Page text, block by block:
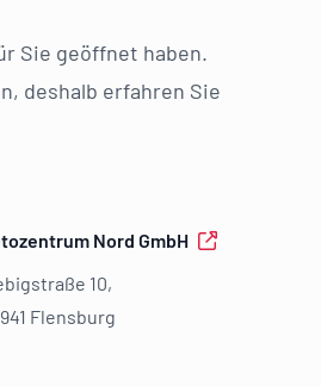
Sie geöffnet haben.
deshalb erfahren Sie
Nord GmbH
10,
Flensburg